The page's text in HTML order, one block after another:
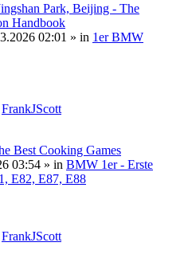
Park, Beijing - The
Handbook
02:01 » in 1er BMW
FrankJScott
Best Cooking Games
03:54 » in BMW 1er - Erste
E82, E87, E88
FrankJScott